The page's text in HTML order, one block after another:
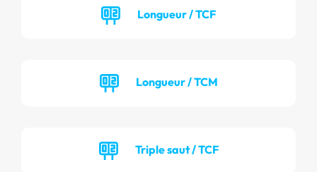
Longueur / TCF
Longueur / TCM
Triple saut / TCF